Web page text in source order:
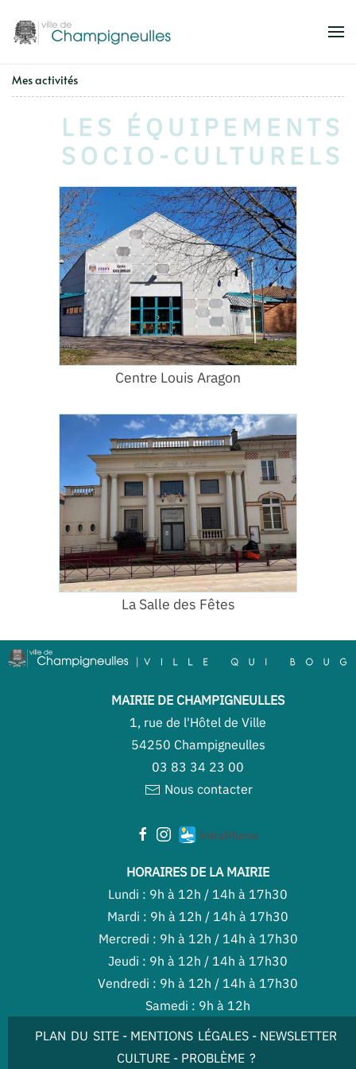
Accéder au contenu principal
Mes activités
LES ÉQUIPEMENTS
SOCIO-CULTURELS
Centre Louis Aragon
La Salle des Fêtes
MAIRIE DE CHAMPIGNEULLES
1, rue de l'Hôtel de Ville
54250 Champigneulles
03 83 34 23 00
Nous contacter
HORAIRES DE LA MAIRIE
Lundi : 9h à 12h / 14h à 17h30
Mardi : 9h à 12h / 14h à 17h30
Mercredi : 9h à 12h / 14h à 17h30
Jeudi : 9h à 12h / 14h à 17h30
Vendredi : 9h à 12h / 14h à 17h30
Samedi : 9h à 12h
PLAN DU SITE - MENTIONS LÉGALES - NEWSLETTER
CULTURE- PROBLÈME ?